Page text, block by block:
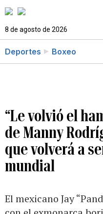
8 de agosto de 2026
Deportes Boxeo
“Le volvió el
de Manny
que volverá a
mundial
El mexicano Jay